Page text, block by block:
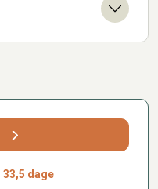
33,5 dage